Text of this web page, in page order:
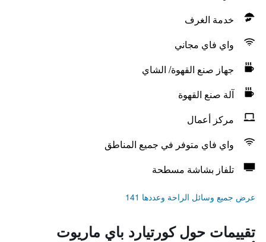
خدمة الغرف
واي فاي مجاني
جهاز صنع القهوة/ الشاي
آلة صنع القهوة
مركز أعمال
واي فاي متوفر في جميع المناطق
تلفاز بشاشة مسطحة
عرض جميع وسائل الراحة وعددها 141
تقييمات حول كورتيارد باي ماريوت